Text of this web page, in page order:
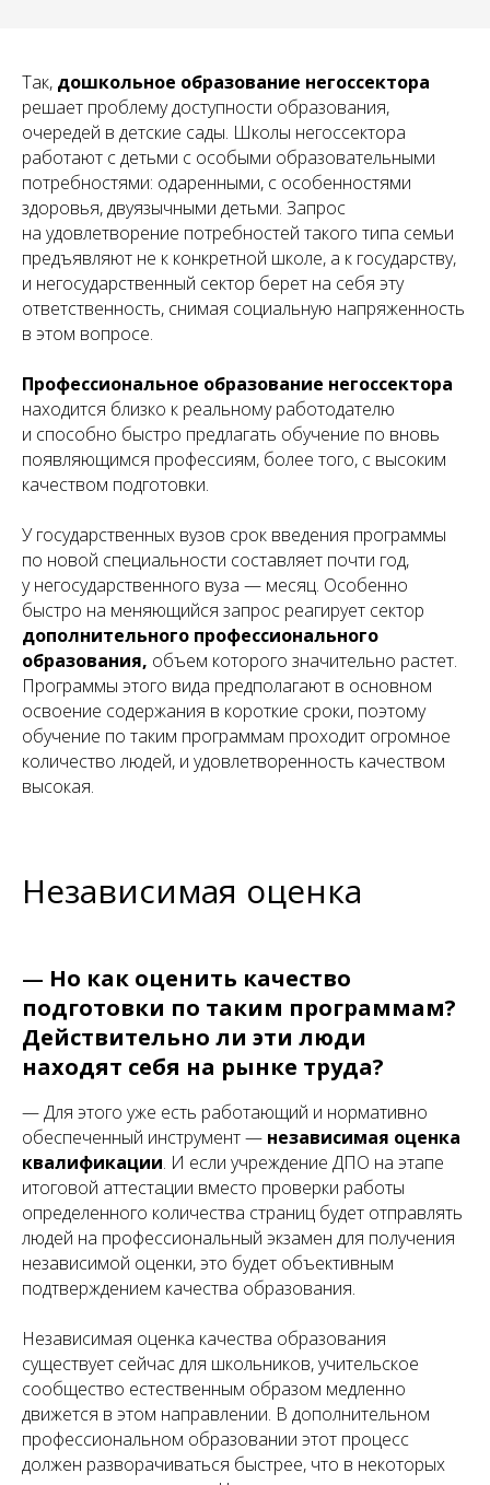
Так, дошкольное образование негоссектора
решает проблему доступности образования,
очередей в детские сады. Школы негоссектора
работают с детьми с особыми образовательными
потребностями: одаренными, с особенностями
здоровья, двуязычными детьми. Запрос
на удовлетворение потребностей такого типа семьи
предъявляют не к конкретной школе, а к государству,
и негосударственный сектор берет на себя эту
ответственность, снимая социальную напряженность
в этом вопросе.
Профессиональное образование негоссектора
находится близко к реальному работодателю
и способно быстро предлагать обучение по вновь
появляющимся профессиям, более того, с высоким
качеством подготовки.
У государственных вузов срок введения программы
по новой специальности составляет почти год,
у негосударственного вуза — месяц. Особенно
быстро на меняющийся запрос реагирует сектор
дополнительного профессионального
образования, объем которого значительно растет.
Программы этого вида предполагают в основном
освоение содержания в короткие сроки, поэтому
обучение по таким программам проходит огромное
количество людей, и удовлетворенность качеством
высокая.
Независимая оценка
— Но как оценить качество
подготовки по таким программам?
Действительно ли эти люди
находят себя на рынке труда?
— Для этого уже есть работающий и нормативно
обеспеченный инструмент — независимая оценка
квалификации. И если учреждение ДПО на этапе
итоговой аттестации вместо проверки работы
определенного количества страниц будет отправлять
людей на профессиональный экзамен для получения
независимой оценки, это будет объективным
подтверждением качества образования.
Независимая оценка качества образования
существует сейчас для школьников, учительское
сообщество естественным образом медленно
движется в этом направлении. В дополнительном
профессиональном образовании этот процесс
должен разворачиваться быстрее, что в некоторых